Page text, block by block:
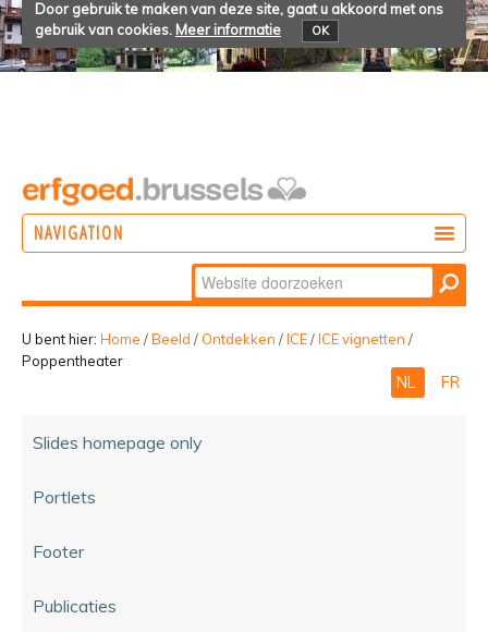
Door gebruik te maken van deze site, gaat u akkoord met ons
gebruik van cookies. Meer informatie OK
NAVIGATION
BELEVEN
Zoek
Geavanceerd
zoeken...
U bent hier: Home /Beeld / Ontdekken /ICE/ICE vignetten /
Poppentheater
NL FR
Slides homepage only
Portlets
Footer
Publicaties